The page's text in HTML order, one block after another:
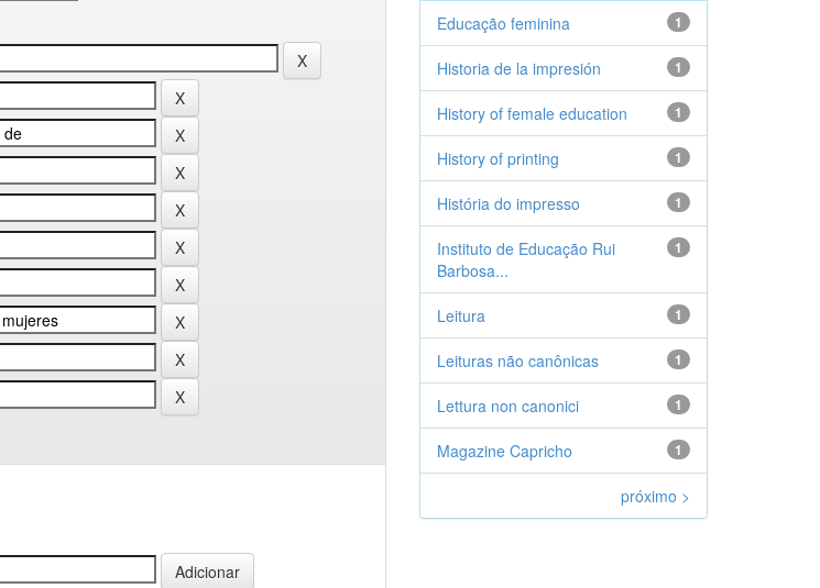
1
Educação feminina
1
Historia de la impresión
1
History of female education
1
History of printing
1
História do impresso
1
Instituto de Educação Rui
Barbosa...
1
Leitura
1
Leituras não canônicas
1
Lettura non canonici
1
Magazine Capricho
próximo >